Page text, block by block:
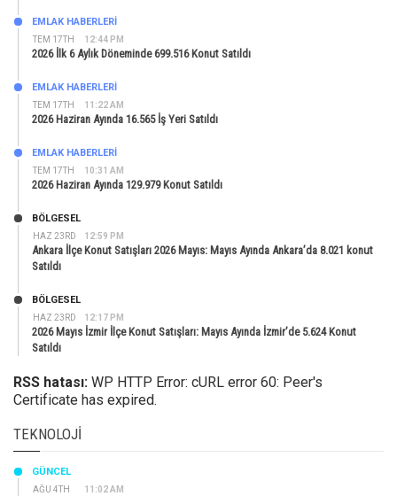
TEM 17TH 12:44 PM
EMLAK HABERLERI
2026 İlk 6 Aylık Döneminde 699.516 Konut Satıldı
TEM 17TH 11:22 AM
EMLAK HABERLERI
2026 Haziran Ayında 16.565 İş Yeri Satıldı
TEM 17TH 10:31 AM
EMLAK HABERLERI
2026 Haziran Ayında 129.979 Konut Satıldı
HAZ 23RD 12:59 PM
BÖLGESEL
Ankara İlçe Konut Satışları 2026 Mayıs: Mayıs Ayında Ankara’da 8.021 konut
Satıldı
HAZ 23RD 12:17 PM
BÖLGESEL
2026 Mayıs İzmir İlçe Konut Satışları: Mayıs Ayında İzmir’de 5.624 Konut
Satıldı
RSS hatası: WP HTTP Error: cURL error 60: Peer's
Certificate has expired.
TEKNOLOJI
AĞU 4TH 11:02 AM
GÜNCEL